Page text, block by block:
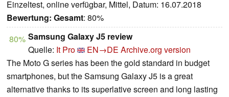
Einzeltest, online verfügbar, Mittel, Datum: 16.07.2018
Bewertung: Gesamt: 80%
80% Samsung Galaxy J5 review
Quelle: It Pro EN→DE Archive.org version
The Moto G series has been the gold standard in budget
smartphones, but the Samsung Galaxy J5 is a great
alternative thanks to its superlative screen and long lasting